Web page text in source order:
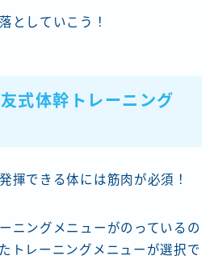
としていこう！
式体幹トレーニング
揮できる体には筋肉が必須！
ニングメニューがのっているの
トレーニングメニューが選択で